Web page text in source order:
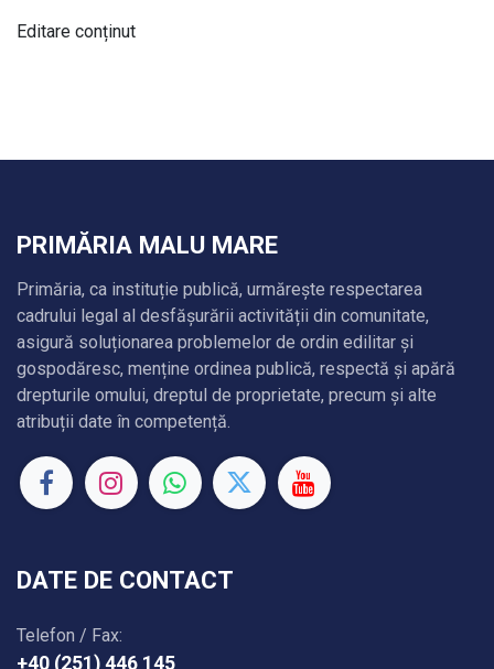
Editare conținut
PRIMĂRIA MALU MARE
Primăria, ca instituție publică, urmărește respectarea
cadrului legal al desfășurării activității din comunitate,
asigură soluționarea problemelor de ordin edilitar și
gospodăresc, menține ordinea publică, respectă și apără
drepturile omului, dreptul de proprietate, precum și alte
atribuții date în competență.
DATE DE CONTACT
Telefon / Fax:
+40 (251) 446 145